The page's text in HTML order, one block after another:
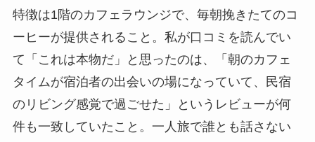
特徴は1階のカフェラウンジで、毎朝挽きたてのコ
ーヒーが提供されること。私が口コミを読んでい
て「これは本物だ」と思ったのは、「朝のカフェ
タイムが宿泊者の出会いの場になっていて、民宿
のリビング感覚で過ごせた」というレビューが何
件も一致していたこと。一人旅で誰とも話さない